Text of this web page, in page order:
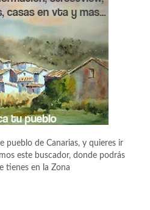
pueblo de Canarias, y quieres ir
este buscador, donde podrás
tienes en la Zona